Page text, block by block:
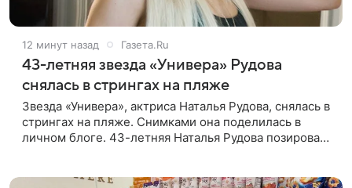
12 минут назад Газета.Ru
43-летняя звезда «Универа» Рудова
снялась в стрингах на пляже
Звезда «Универа», актриса Наталья Рудова, снялась в
стрингах на пляже. Снимками она поделилась в
личном блоге. 43-летняя Наталья Рудова позировала